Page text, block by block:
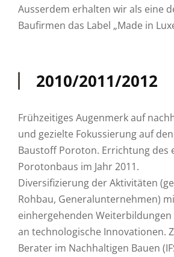
Ausserdem erhalten wir als eine
Baufirmen das Label „Made in
2010/2011/2012
Frühzeitiges Augenmerk auf
und gezielte Fokussierung auf
Baustoff Poroton. Errichtung des
Porotonbaus im Jahr 2011.
Diversifizierung der Aktivitäten
Rohbau, Generalunternehmen)
einhergehenden
an technologische Innovationen.
Berater im Nachhaltigen Bauen